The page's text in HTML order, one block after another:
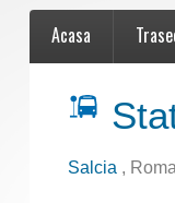
Acasa
Salcia ,